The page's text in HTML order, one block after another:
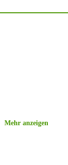
Mehr anzeigen